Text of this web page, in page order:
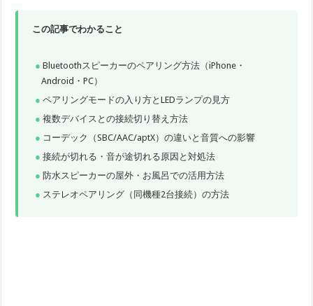
この記事でわかること
Bluetoothスピーカーのペアリング方法（iPhone・
Android・PC）
ペアリングモードの入り方とLEDランプの見方
複数デバイスとの接続切り替え方法
コーデック（SBC/AAC/aptX）の違いと音質への影響
接続が切れる・音が途切れる原因と対処法
防水スピーカーの屋外・お風呂での活用方法
ステレオペアリング（同機種2台接続）の方法